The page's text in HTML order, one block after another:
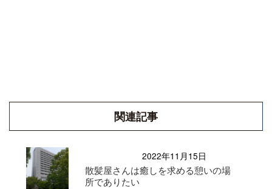
関連記事
2022年11月15日
散髪屋さんは癒しを求める憩いの場
所でありたい